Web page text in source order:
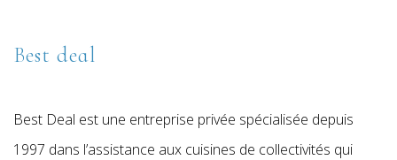
Best deal
Best Deal est une entreprise privée spécialisée depuis
1997 dans l’assistance aux cuisines de collectivités qui